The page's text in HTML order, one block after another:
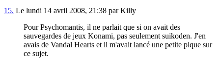
15. Le lundi 14 avril 2008, 21:38 par Killy
Pour Psychomantis, il ne parlait que si on avait des
sauvegardes de jeux Konami, pas seulement suikoden. J'en
avais de Vandal Hearts et il m'avait lancé une petite pique sur
ce sujet.